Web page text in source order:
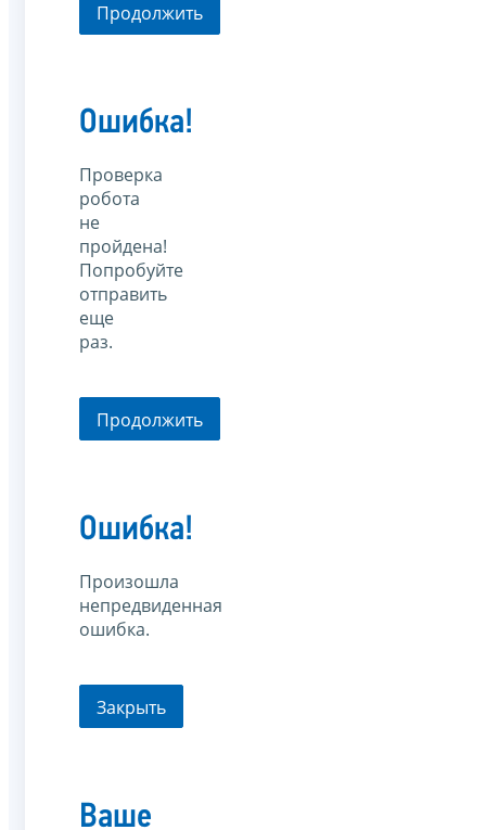
Продолжить
Ошибка!
Проверка
робота
не
пройдена!
Попробуйте
отправить
еще
раз.
Продолжить
Ошибка!
Произошла
непредвиденная
ошибка.
Закрыть
Ваше